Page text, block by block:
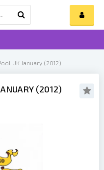
UK January (2012)
(2012)